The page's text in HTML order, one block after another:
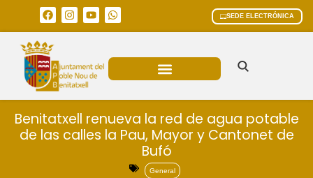
SEDE ELECTRÓNICA
Benitatxell renueva la red de agua potable
de las calles la Pau, Mayor y Cantonet de
Bufó
General